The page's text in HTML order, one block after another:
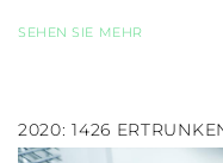
SEHEN SIE MEHR
2020: 1426